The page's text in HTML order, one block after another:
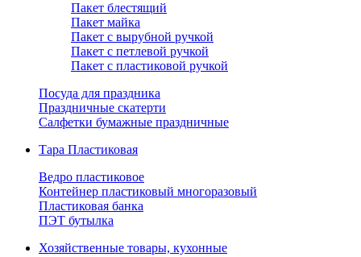
Пакет блестящий
Пакет майка
Пакет с вырубной ручкой
Пакет с петлевой ручкой
Пакет с пластиковой ручкой
Посуда для праздника
Праздничные скатерти
Салфетки бумажные праздничные
Тара Пластиковая
Ведро пластиковое
Контейнер пластиковый многоразовый
Пластиковая банка
ПЭТ бутылка
Хозяйственные товары, кухонные